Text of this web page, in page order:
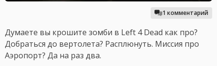
1 комментарий
Думаете вы крошите зомби в Left 4 Dead как про?
Добраться до вертолета? Расплюнуть. Миссия про
Аэропорт? Да на раз два.